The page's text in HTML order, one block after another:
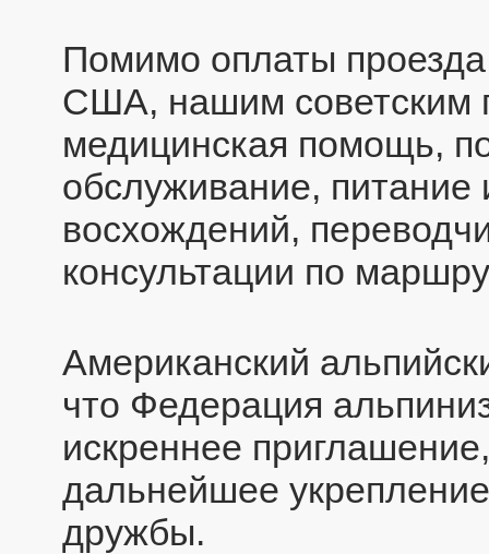
Помимо оплаты
США, нашим советским
медицинская помощь,
обслуживание, питание
восхождений,
консультации по
Американский
что Федерация
искреннее
дальнейшее
дружбы.